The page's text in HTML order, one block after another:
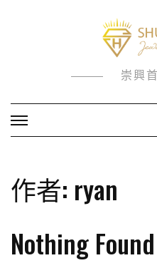
崇興
作者: ryan
Nothing Found